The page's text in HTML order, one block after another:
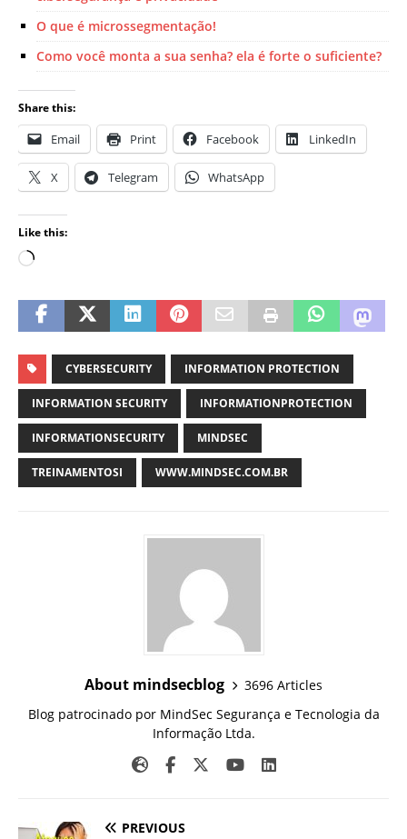
O que é microssegmentação!
Como você monta a sua senha? ela é forte o suficiente?
Share this:
Email Print Facebook LinkedIn
X Telegram WhatsApp
Like this:
CYBERSECURITY INFORMATION PROTECTION
INFORMATION SECURITY INFORMATIONPROTECTION
INFORMATIONSECURITY MINDSEC
TREINAMENTOSI WWW.MINDSEC.COM.BR
About mindsecblog
3696 Articles
Blog patrocinado por MindSec Segurança e Tecnologia da
Informação Ltda.
PREVIOUS